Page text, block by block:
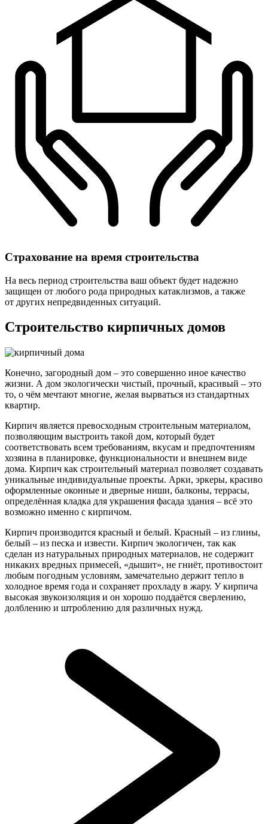
Страхование на время строительства
На весь период строительства ваш объект будет надежно
защищен от любого рода природных катаклизмов, а также
от других непредвиденных ситуаций.
Строительство кирпичных домов
Конечно, загородный дом – это совершенно иное качество
жизни. А дом экологически чистый, прочный, красивый – это
то, о чём мечтают многие, желая вырваться из стандартных
квартир.
Кирпич является превосходным строительным материалом,
позволяющим выстроить такой дом, который будет
соответствовать всем требованиям, вкусам и предпочтениям
хозяина в планировке, функциональности и внешнем виде
дома. Кирпич как строительный материал позволяет создавать
уникальные индивидуальные проекты. Арки, эркеры, красиво
оформленные оконные и дверные ниши, балконы, террасы,
определённая кладка для украшения фасада здания – всё это
возможно именно с кирпичом.
Кирпич производится красный и белый. Красный – из глины,
белый – из песка и извести. Кирпич экологичен, так как
сделан из натуральных природных материалов, не содержит
никаких вредных примесей, «дышит», не гниёт, противостоит
любым погодным условиям, замечательно держит тепло в
холодное время года и сохраняет прохладу в жару. У кирпича
высокая звукоизоляция и он хорошо поддаётся сверлению,
долблению и штроблению для различных нужд.